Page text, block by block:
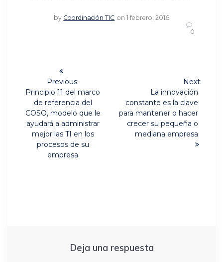
by Coordinación TIC on 1 febrero, 2016
0
Navegación
entradas
Previous:
Previous
post:
Principio 11 del marco
de referencia del
COSO, modelo que le
ayudará a administrar
mejor las TI en los
procesos de su
empresa
Next:
post:
La innovación
constante es la clave
para mantener o hacer
crecer su pequeña o
mediana empresa
Deja una respuesta